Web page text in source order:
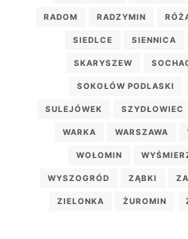
RADOM RADZYMIN
SIEDLCE SIENNICA
SKARYSZEW
SOKOŁÓW PODLASKI
SULEJÓWEK SZYDŁOWIEC
WARKA WARSZAWA
WOŁOMIN
WYSZOGRÓD ZĄBKI
ZIELONKA ŻUROMIN